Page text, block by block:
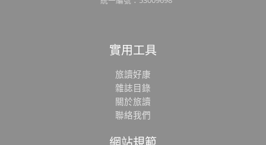
實用工具
旅讀好康
雜誌目錄
關於旅讀
聯絡我們